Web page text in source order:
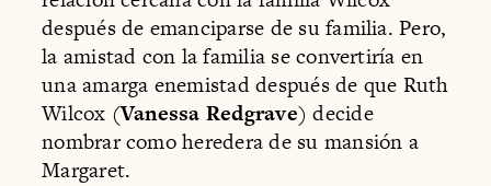
después de emanciparse de su familia. Pero,
la amistad con la familia se convertiría en
una amarga enemistad después de que Ruth
Wilcox (Vanessa Redgrave) decide
nombrar como heredera de su mansión a
Margaret.